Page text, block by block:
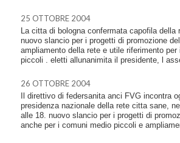
25 OTTOBRE 2004
La citta di bologna confermata capofila della
nuovo slancio per i progetti di promozione
ampliamento della rete e utile riferimento per
piccoli . eletti allunanimita il presidente, l
26 OTTOBRE 2004
Il direttivo di federsanita anci FVG incontra
presidenza nazionale della rete citta sane,
alle 18. nuovo slancio per i progetti di
anche per i comuni medio piccoli e